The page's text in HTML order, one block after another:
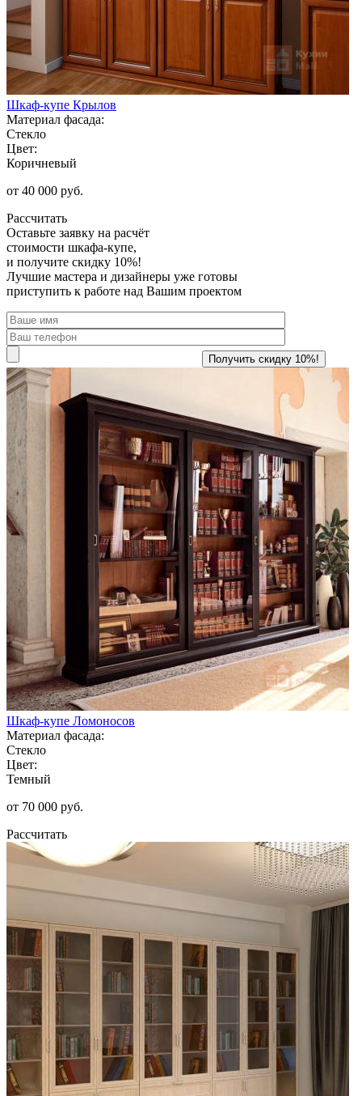
Шкаф-купе Крылов
Материал фасада:
Стекло
Цвет:
Коричневый
от 40 000 руб.
Рассчитать
Оставьте заявку на расчёт
стоимости шкафа-купе,
и получите скидку 10%!
Лучшие мастера и дизайнеры уже готовы
приступить к работе над Вашим проектом
Шкаф-купе Ломоносов
Материал фасада:
Стекло
Цвет:
Темный
от 70 000 руб.
Рассчитать